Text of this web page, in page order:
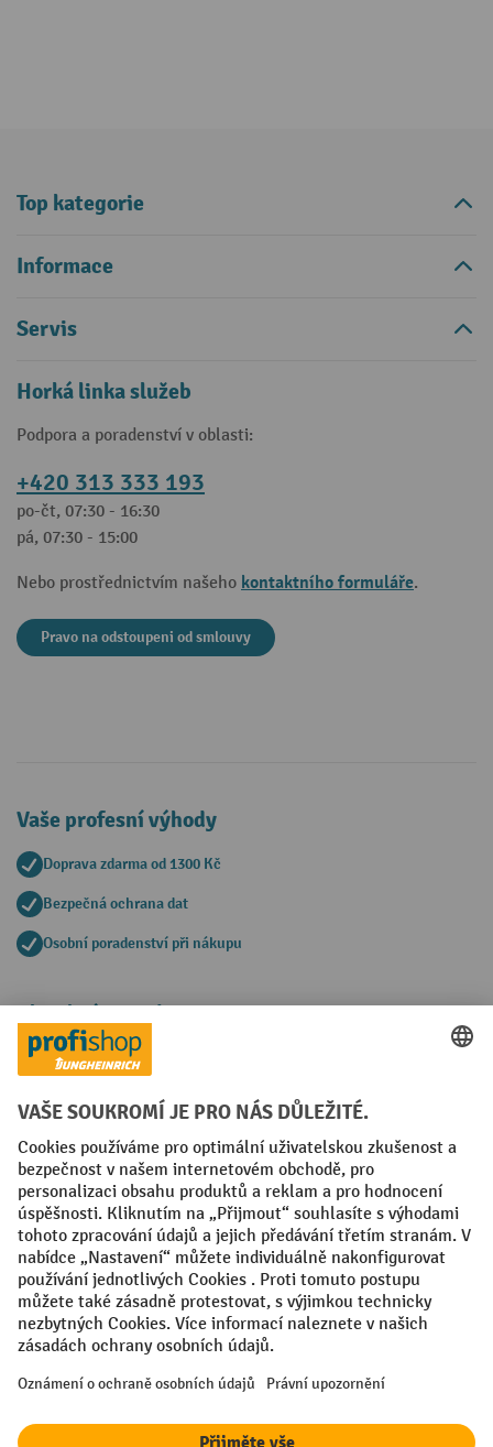
Top kategorie
Informace
Servis
Horká linka služeb
Podpora a poradenství v oblasti:
+420 313 333 193
po-čt, 07:30 - 16:30
pá, 07:30 - 15:00
Nebo prostřednictvím našeho kontaktního formuláře.
Pravo na odstoupeni od smlouvy
Vaše profesní výhody
Doprava zdarma od 1300 Kč
Bezpečná ochrana dat
Osobní poradenství při nákupu
Platební metody
Faktura
Sociální sítě
Facebook
YouTube
LinkedIn
VODP Otisk
Prohlášení o ochraně osobních údajů
Nastavení ochrany osobních údajů
All prices excl. VAT plus shipping costs and possible delivery charges,